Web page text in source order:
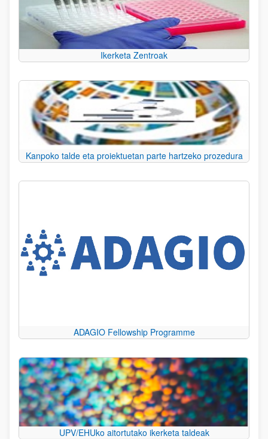
Ikerketa Zentroak
Kanpoko talde eta proiektuetan parte hartzeko prozedura
ADAGIO Fellowship Programme
UPV/EHUko aitortutako ikerketa taldeak